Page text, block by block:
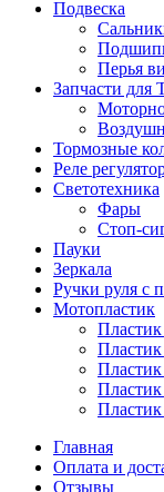
Подвеска
Перья
Запчасти для
Тормозные
Реле
Cветотехника
Фары
Стоп-
Пауки
Зеркала
Ручки руля с
Мотопластик
Пластик
Главная
Оплата и
Отзывы